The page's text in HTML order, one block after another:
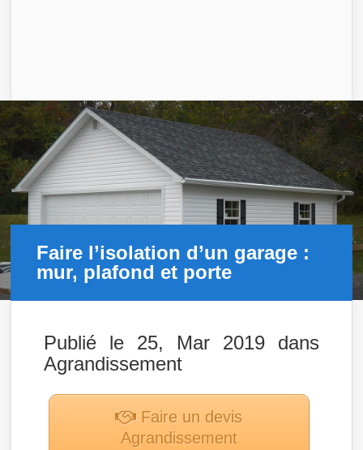
Faire l’isolation d’un garage :
mur, plafond et porte
Publié le 25, Mar 2019 dans
Agrandissement
Faire un devis
Agrandissement